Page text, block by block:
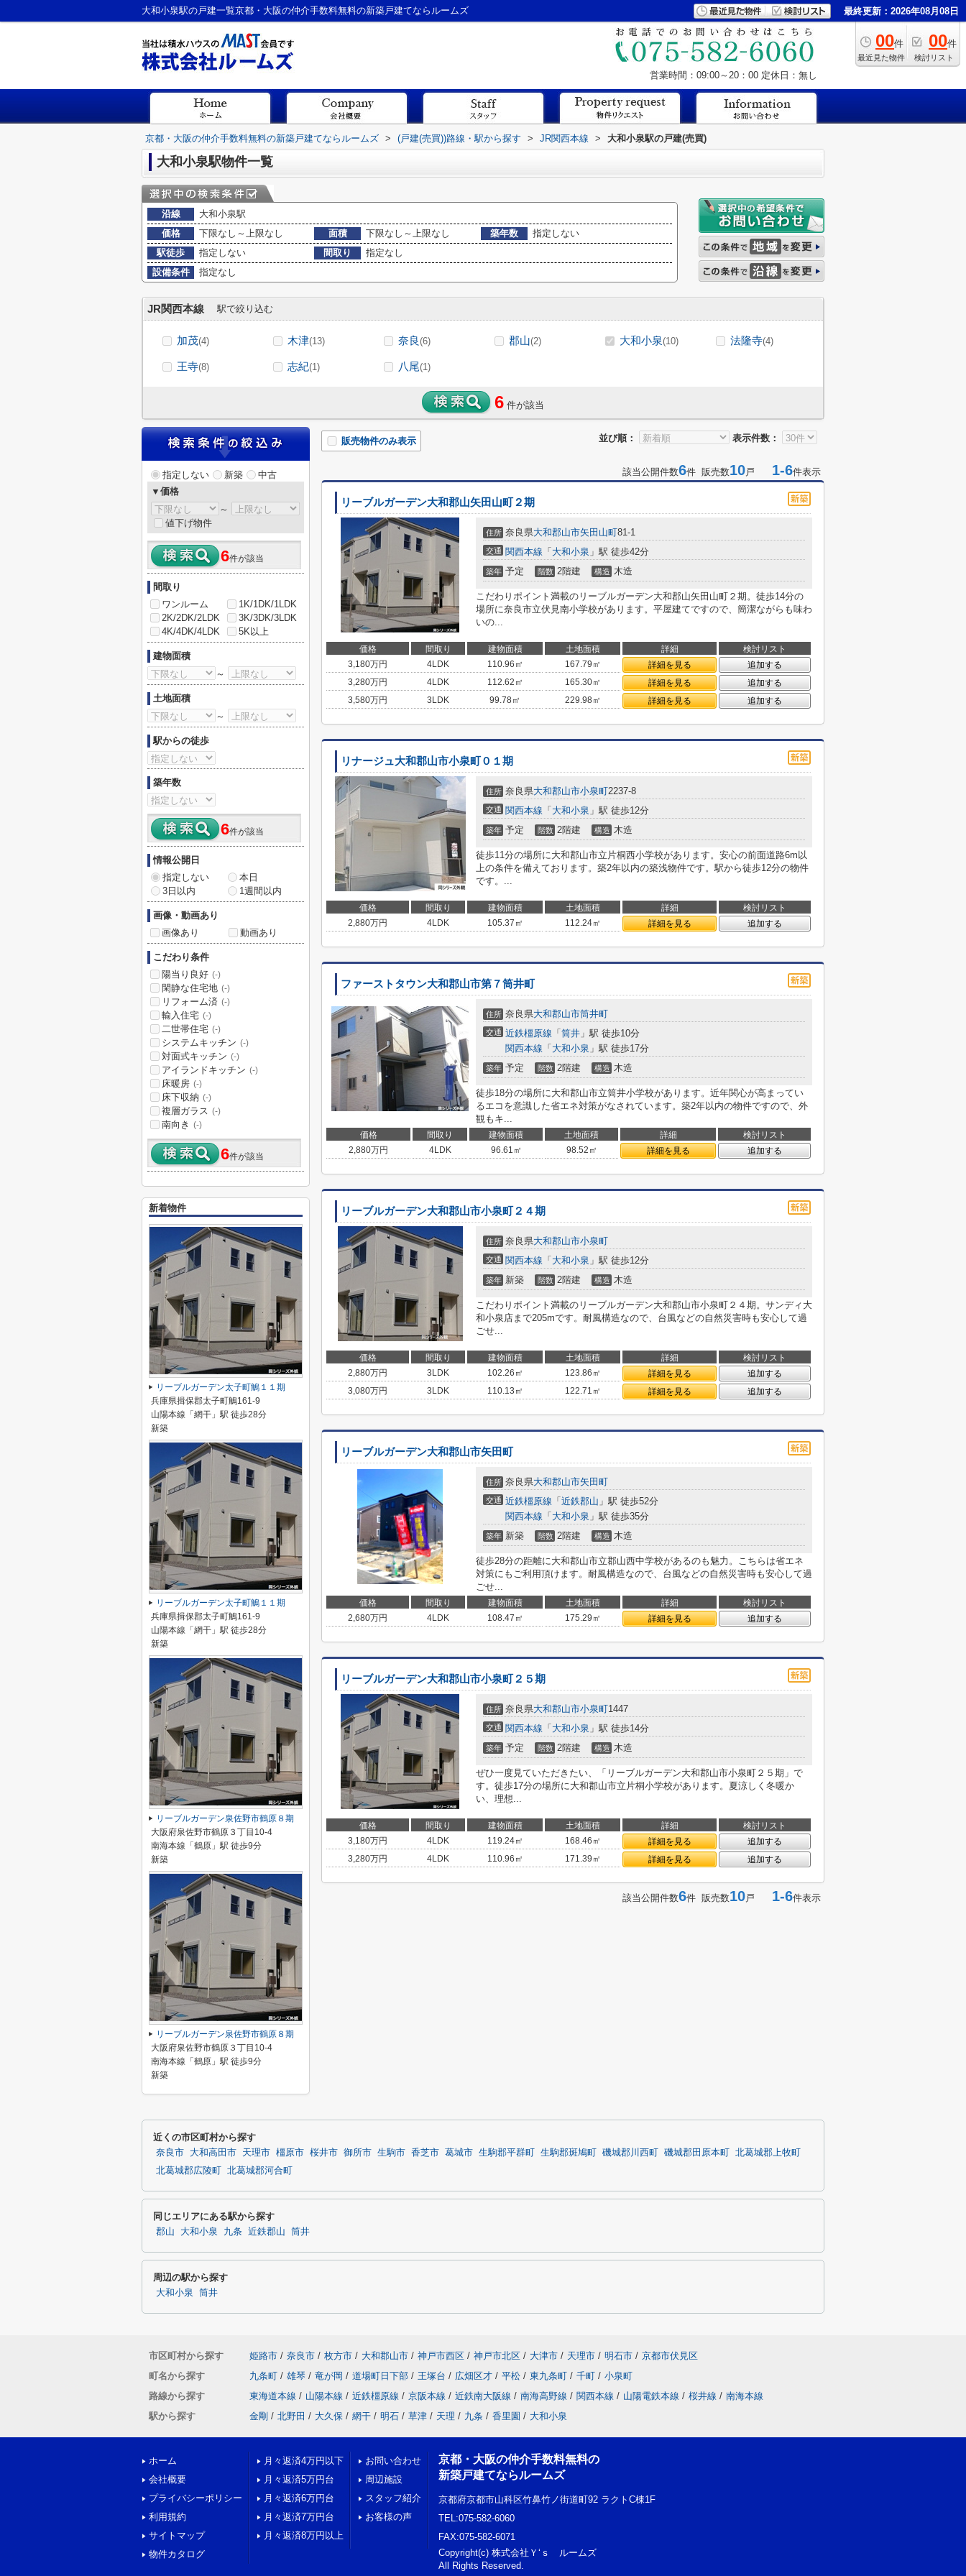
大和小泉駅の戸建一覧京都・大阪の仲介手数料無料の新築戸建てならルームズ 最終更新：2026年08月08日
00件
最近見た物件
00件
検討リスト
営業時間：09:00～20：00 定休日：無し
京都・大阪の仲介手数料無料の新築戸建てならルームズ > (戸建(売買))路線・駅から探す > JR関西本線 > 大和小泉駅の戸建(売買)
大和小泉駅物件一覧
沿線
大和小泉駅
価格
下限なし～上限なし 面積 下限なし～上限なし 築年数
指定しない
駅徒歩
指定しない 間取り
指定なし
設備条件
指定なし
JR関西本線 駅で絞り込む
加茂(4) 木津(13) 奈良(6) 郡山(2) 大和小泉(10) 法隆寺(4)
王寺(8) 志紀(1) 八尾(1)
6 件が該当
並び順： 表示件数：
販売物件のみ表示
該当公開件数6件 販売数10戸 1-6件表示
リーブルガーデン大和郡山矢田山町２期
住所 奈良県大和郡山市矢田山町81-1
交通 関西本線 「 大和小泉 」駅 徒歩42分
築年 予定 階数 2階建 構造 木造
こだわりポイント満載のリーブルガーデン大和郡山矢田山町２期。徒歩14分の
場所に奈良市立伏見南小学校があります。平屋建てですので、簡潔ながらも味わ
いの...
価格 間取り 建物面積 土地面積 詳細
検討リスト
3,180万円 4LDK 110.96㎡ 167.79㎡ 詳細を見る
追加する
3,280万円 4LDK 112.62㎡ 165.30㎡ 詳細を見る
追加する
3,580万円 3LDK 99.78㎡ 229.98㎡ 詳細を見る 追加する
リナージュ大和郡山市小泉町０１期
住所 奈良県大和郡山市小泉町2237-8
交通 関西本線 「 大和小泉 」駅 徒歩12分
築年 予定 階数 2階建 構造 木造
徒歩11分の場所に大和郡山市立片桐西小学校があります。安心の前面道路6m以
上の条件を備えております。築2年以内の築浅物件です。駅から徒歩12分の物件
です。...
価格 間取り 建物面積 土地面積 詳細
検討リスト
2,880万円 4LDK 105.37㎡ 112.24㎡ 詳細を見る 追加する
ファーストタウン大和郡山市第７筒井町
住所 奈良県大和郡山市筒井町
交通 近鉄橿原線 「 筒井 」駅 徒歩10分
関西本線 「 大和小泉 」駅 徒歩17分
築年 予定 階数 2階建 構造 木造
徒歩18分の場所に大和郡山市立筒井小学校があります。近年関心が高まってい
るエコを意識した省エネ対策がなされています。築2年以内の物件ですので、外
観もキ...
価格 間取り 建物面積 土地面積 詳細
検討リスト
2,880万円 4LDK 96.61㎡ 98.52㎡ 詳細を見る 追加する
リーブルガーデン大和郡山市小泉町２４期
住所 奈良県大和郡山市小泉町
交通 関西本線 「 大和小泉 」駅 徒歩12分
築年 新築 階数 2階建 構造 木造
こだわりポイント満載のリーブルガーデン大和郡山市小泉町２４期。サンディ大
和小泉店まで205mです。耐風構造なので、台風などの自然災害時も安心して過
ごせ...
価格 間取り 建物面積 土地面積 詳細
検討リスト
2,880万円 3LDK 102.26㎡ 123.86㎡ 詳細を見る
追加する
3,080万円 3LDK 110.13㎡ 122.71㎡ 詳細を見る 追加する
リーブルガーデン大和郡山市矢田町
住所 奈良県大和郡山市矢田町
交通 近鉄橿原線 「 近鉄郡山 」駅 徒歩52分
関西本線 「 大和小泉 」駅 徒歩35分
築年 新築 階数 2階建 構造 木造
徒歩28分の距離に大和郡山市立郡山西中学校があるのも魅力。こちらは省エネ
対策にもご利用頂けます。耐風構造なので、台風などの自然災害時も安心して過
ごせ...
価格 間取り 建物面積 土地面積 詳細
検討リスト
2,680万円 4LDK 108.47㎡ 175.29㎡ 詳細を見る 追加する
リーブルガーデン大和郡山市小泉町２５期
住所 奈良県大和郡山市小泉町1447
交通 関西本線 「 大和小泉 」駅 徒歩14分
築年 予定 階数 2階建 構造 木造
ぜひ一度見ていただきたい、「リーブルガーデン大和郡山市小泉町２５期」で
す。徒歩17分の場所に大和郡山市立片桐小学校があります。夏涼しく冬暖か
い、理想...
価格 間取り 建物面積 土地面積 詳細
検討リスト
3,180万円 4LDK 119.24㎡ 168.46㎡ 詳細を見る
追加する
3,280万円 4LDK 110.96㎡ 171.39㎡ 詳細を見る 追加する
該当公開件数6件 販売数10戸 1-6件表示
指定しない 新築
中古
▼価格
～
値下げ物件
6件が該当
間取り
ワンルーム
1K/1DK/1LDK
2K/2DK/2LDK
3K/3DK/3LDK
4K/4DK/4LDK
5K以上
建物面積
～
土地面積
～
駅からの徒歩
築年数
6件が該当
情報公開日
指定しない
本日
3日以内
1週間以内
画像・動画あり
画像あり
動画あり
こだわり条件
陽当り良好 (-)
閑静な住宅地 (-)
リフォーム済 (-)
輸入住宅 (-)
二世帯住宅 (-)
システムキッチン (-)
対面式キッチン (-)
アイランドキッチン (-)
床暖房 (-)
床下収納 (-)
複層ガラス (-)
南向き (-)
6件が該当
新着物件
リーブルガーデン太子町鵤１１期
兵庫県揖保郡太子町鵤161-9
山陽本線「網干」駅 徒歩28分
新築
リーブルガーデン太子町鵤１１期
兵庫県揖保郡太子町鵤161-9
山陽本線「網干」駅 徒歩28分
新築
リーブルガーデン泉佐野市鶴原８期
大阪府泉佐野市鶴原３丁目10-4
南海本線「鶴原」駅 徒歩9分
新築
リーブルガーデン泉佐野市鶴原８期
大阪府泉佐野市鶴原３丁目10-4
南海本線「鶴原」駅 徒歩9分
新築
近くの市区町村から探す
奈良市 大和高田市 天理市 橿原市 桜井市 御所市 生駒市 香芝市 葛城市 生駒郡平群町 生駒郡斑鳩町 磯城郡川西町 磯城郡田原本町
北葛城郡上牧町
北葛城郡広陵町
北葛城郡河合町
同じエリアにある駅から探す
郡山 大和小泉 九条 近鉄郡山 筒井
周辺の駅から探す
大和小泉 筒井
市区町村から探す 姫路市 / 奈良市 / 枚方市 / 大和郡山市 / 神戸市西区 / 神戸市北区 / 大津市 / 天理市 / 明石市 / 京都市伏見区
町名から探す
九条町 / 雄琴 / 竜が岡 / 道場町日下部 / 王塚台 / 広畑区才 / 平松 / 東九条町 / 千町 / 小泉町
路線から探す
東海道本線 / 山陽本線 / 近鉄橿原線 / 京阪本線 / 近鉄南大阪線 / 南海高野線 / 関西本線 / 山陽電鉄本線 / 桜井線 / 南海本線
駅から探す
金剛 / 北野田 / 大久保 / 網干 / 明石 / 草津 / 天理 / 九条 / 香里園 / 大和小泉
ホーム
会社概要
プライバシーポリシー
利用規約
サイトマップ
物件カタログ
月々返済4万円以下
月々返済5万円台
月々返済6万円台
月々返済7万円台
月々返済8万円以上
お問い合わせ
周辺施設
スタッフ紹介
お客様の声
京都・大阪の仲介手数料無料の
新築戸建てならルームズ
京都府京都市山科区竹鼻竹ノ街道町92 ラクトC棟1F
TEL:075-582-6060
FAX:075-582-6071
Copyright(c) 株式会社Ｙ‘ｓ ルームズ
All Rights Reserved.